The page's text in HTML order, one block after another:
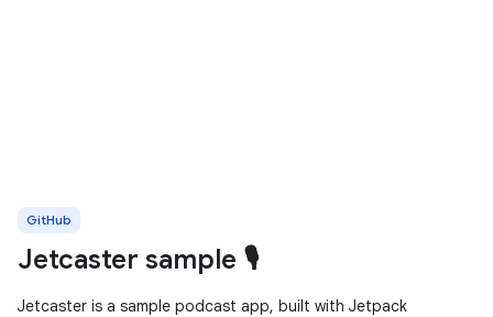
GitHub
Jetcaster sample 🎙️
Jetcaster is a sample podcast app, built with Jetpack